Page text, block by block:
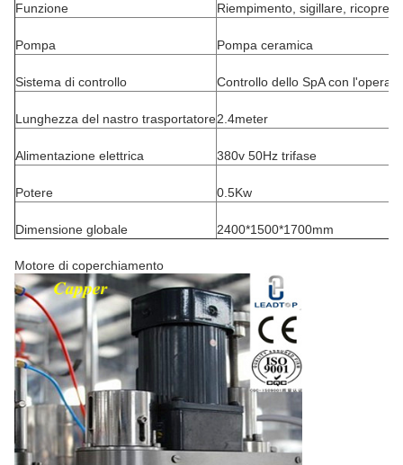
Funzione Riempimento, sigillare,
Pompa Pompa ceramica
Sistema di controllo Controllo dello SpA con
Lunghezza del nastro trasportatore2.4meter
Alimentazione elettrica 380v 50Hz trifase
Potere 0.5Kw
Dimensione globale 2400*1500*1700mm
Motore di coperchiamento